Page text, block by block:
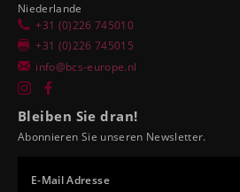
Niederlande
+31 (0)226 745010
+31 (0)226 745015
info@bcs-europe.nl
Bleiben Sie dran!
Abonnieren Sie unseren Newsletter.
E-Mail Adresse